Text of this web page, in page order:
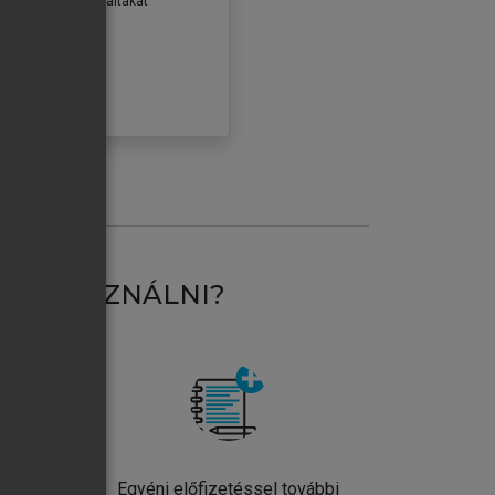
HASZNÁLNI?
Egyéni előfizetéssel további